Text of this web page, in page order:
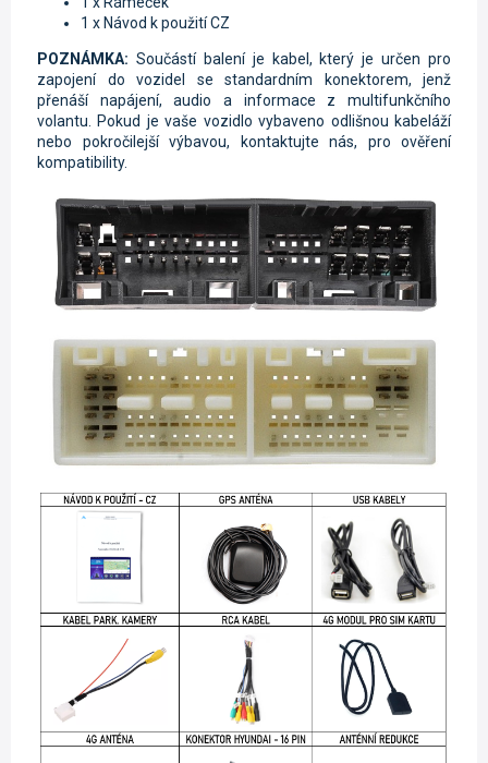
1 x Návod k použití CZ
POZNÁMKA: Součástí balení je kabel, který je určen pro
zapojení do vozidel se standardním konektorem, jenž
přenáší napájení, audio a informace z multifunkčního
volantu. Pokud je vaše vozidlo vybaveno odlišnou kabeláží
nebo pokročilejší výbavou, kontaktujte nás, pro ověření
kompatibility.